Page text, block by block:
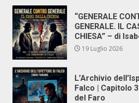
“GENERALE
GENERALE. IL
CHIESA” – di
19 Luglio 2026
L’Archivio
Falco | Capitolo
del Faro